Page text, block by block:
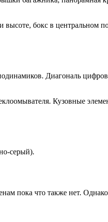
высоте, бокс в центральном
Диагональ
Кузовные
серый).
пока что также нет. Однако